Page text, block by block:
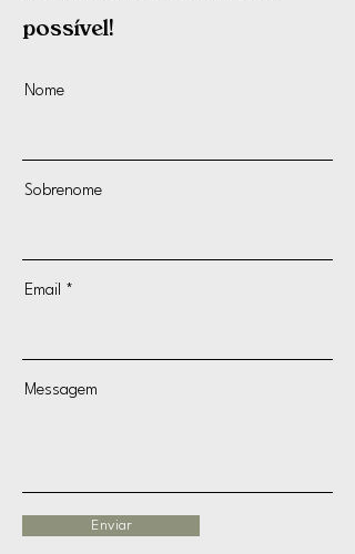
possível!
Nome
Sobrenome
Email
Messagem
Enviar